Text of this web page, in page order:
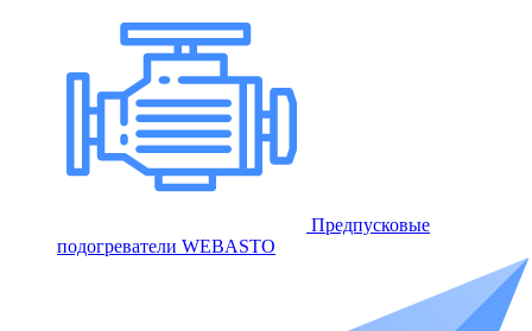
Предпусковые
подогреватели WEBASTO